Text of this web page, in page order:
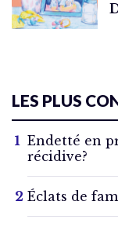
LES PLUS
Endetté en
récidive?
Éclats de